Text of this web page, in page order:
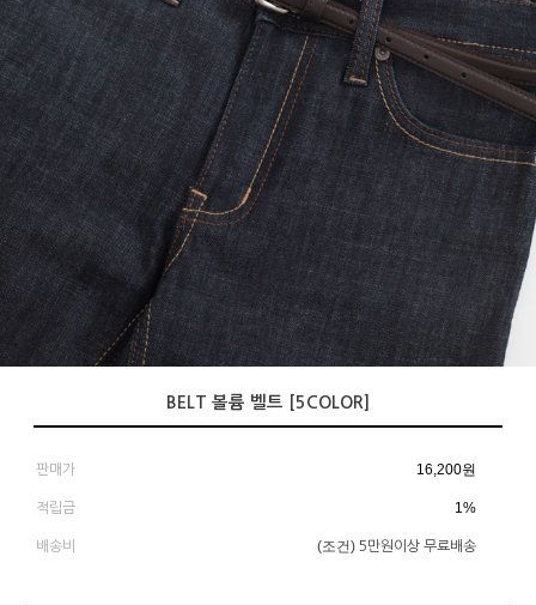
BELT 볼륨 벨트 [5COLOR]
판매가 16,200원
적립금 1%
배송비 (조건) 5만원이상 무료배송